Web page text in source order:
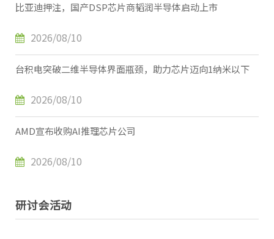
比亚迪押注，国产DSP芯片商韬润半导体启动上市
2026/08/10
台积电突破二维半导体界面瓶颈，助力芯片迈向1纳米以下
2026/08/10
AMD宣布收购AI推理芯片公司
2026/08/10
研讨会活动